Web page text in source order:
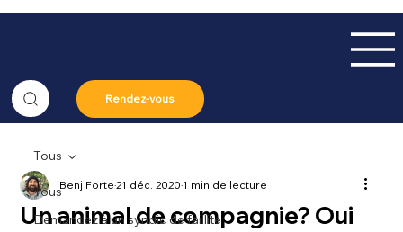
Rendez-vous
Tous
Demandez à un syndic de faillite
Tous
Un animal de compagnie? Oui
Benj Forte21 déc. 20201 min de lecture